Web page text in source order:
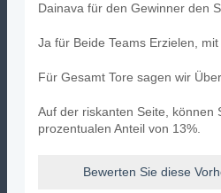
Dainava für den Gewinner den
Ja für Beide Teams Erzielen,
Für Gesamt Tore sagen wir
Auf der riskanten Seite, können
prozentualen Anteil von 13%.
Bewerten Sie diese